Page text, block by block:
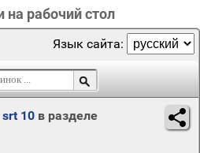
на рабочий стол
Язык сайта:
srt 10 в разделе